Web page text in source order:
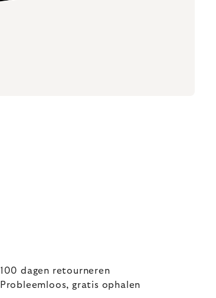
100 dagen retourneren
Probleemloos, gratis ophalen